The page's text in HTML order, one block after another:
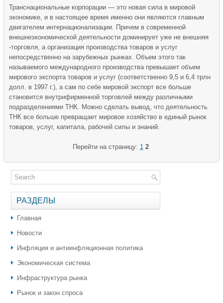
Транснациональные корпорации — это новая сила в мировой
экономике, и в настоящее время именно они являются главным
двигателем интернационализации. Причем в современной
внешнеэкономической деятельности доминирует уже не внешняя
-торговля, а организация производства товаров и услуг
непосредственно на зарубежных рынках. Объем этого так
называемого международного производства превышает объем
мирового экспорта товаров и услуг (соответственно 9,5 и 6,4 трлн
долл. в 1997 г.), а сам по себе мировой экспорт все больше
становится внутрифирменной торговлей между различными
подразделениями ТНК. Можно сделать вывод, что деятельность
ТНК все больше превращает мировое хозяйство в единый рынок
товаров, услуг, капитала, рабочей силы и знаний.
Перейти на страницу: 1 2
РАЗДЕЛЫ
Главная
Новости
Инфляция и антиинфляционная политика
Экономическая система
Инфраструктура рынка
Рынок и закон спроса